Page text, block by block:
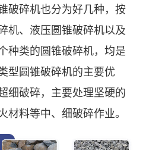
破碎机也分为好几种，按
机、液压圆锥破碎机以及
种类的圆锥破碎机，均是
型圆锥破碎机的主要优
细破碎，主要处理坚硬的
料等中、细破碎作业。